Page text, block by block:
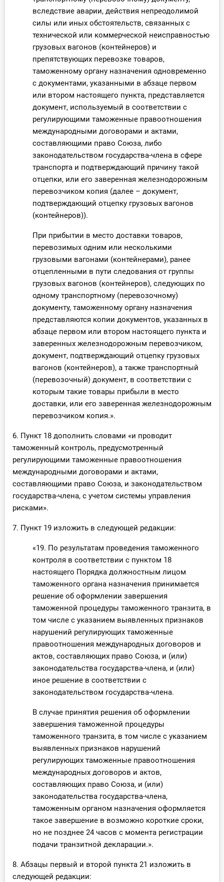
вследствие аварии, действия непреодолимой
силы или иных обстоятельств, связанных с
технической или коммерческой неисправностью
грузовых вагонов (контейнеров) и
препятствующих перевозке товаров,
таможенному органу назначения одновременно
с документами, указанными в абзаце первом
или втором настоящего пункта, представляется
документ, используемый в соответствии с
регулирующими таможенные правоотношения
международными договорами и актами,
составляющими право Союза, либо
законодательством государства-члена в сфере
транспорта и подтверждающий причину такой
отцепки, или его заверенная железнодорожным
перевозчиком копия (далее – документ,
подтверждающий отцепку грузовых вагонов
(контейнеров)).
При прибытии в место доставки товаров,
перевозимых одним или несколькими
грузовыми вагонами (контейнерами), ранее
отцепленными в пути следования от группы
грузовых вагонов (контейнеров), следующих по
одному транспортному (перевозочному)
документу, таможенному органу назначения
представляются копии документов, указанных в
абзаце первом или втором настоящего пункта и
заверенных железнодорожным перевозчиком,
документ, подтверждающий отцепку грузовых
вагонов (контейнеров), а также транспортный
(перевозочный) документ, в соответствии с
которым такие товары прибыли в место
доставки, или его заверенная железнодорожным
перевозчиком копия.».
6. Пункт 18 дополнить словами «и проводит
таможенный контроль, предусмотренный
регулирующими таможенные правоотношения
международными договорами и актами,
составляющими право Союза, и законодательством
государства-члена, с учетом системы управления
рисками».
7. Пункт 19 изложить в следующей редакции:
«19. По результатам проведения таможенного
контроля в соответствии с пунктом 18
настоящего Порядка должностным лицом
таможенного органа назначения принимается
решение об оформлении завершения
таможенной процедуры таможенного транзита, в
том числе с указанием выявленных признаков
нарушений регулирующих таможенные
правоотношения международных договоров и
актов, составляющих право Союза, и (или)
законодательства государства-члена, и (или)
иное решение в соответствии с
законодательством государства-члена.
В случае принятия решения об оформлении
завершения таможенной процедуры
таможенного транзита, в том числе с указанием
выявленных признаков нарушений
регулирующих таможенные правоотношения
международных договоров и актов,
составляющих право Союза, и (или)
законодательства государства-члена,
таможенным органом назначения оформляется
такое завершение в возможно короткие сроки,
но не позднее 24 часов с момента регистрации
подачи транзитной декларации.».
8. Абзацы первый и второй пункта 21 изложить в
следующей редакции: